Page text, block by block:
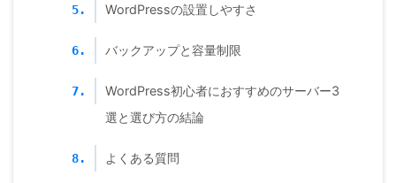
5. WordPressの設置しやすさ
6. バックアップと容量制限
7.
WordPress初心者におすすめのサーバー3
選と選び方の結論
8. よくある質問